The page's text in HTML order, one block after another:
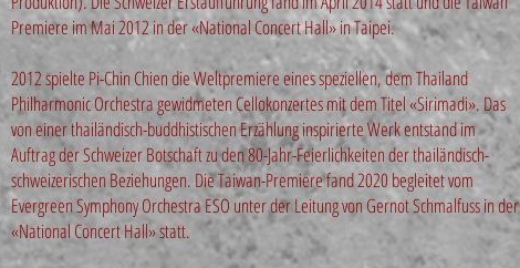
Premiere im Mai 2012 in der «National Concert Hall» in Taipei.
2012 spielte Pi-Chin Chien die Weltpremiere eines speziellen, dem Thailand
Philharmonic Orchestra gewidmeten Cellokonzertes mit dem Titel «Sirimadi». Das
von einer thailändisch-buddhistischen Erzählung inspirierte Werk entstand im
Auftrag der Schweizer Botschaft zu den 80-Jahr-Feierlichkeiten der thailändisch-
schweizerischen Beziehungen. Die Taiwan-Premiere fand 2020 begleitet vom
Evergreen Symphony Orchestra ESO unter der Leitung von Gernot Schmalfuss in der
«National Concert Hall» statt.